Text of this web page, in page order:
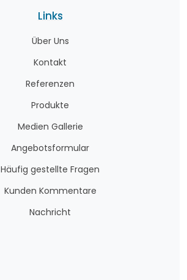
Links
Über Uns
Kontakt
Referenzen
Produkte
Medien Gallerie
Angebotsformular
Häufig gestellte Fragen
Kunden Kommentare
Nachricht